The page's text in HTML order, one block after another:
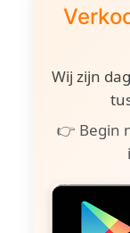
Wij zijn
👉 Begin